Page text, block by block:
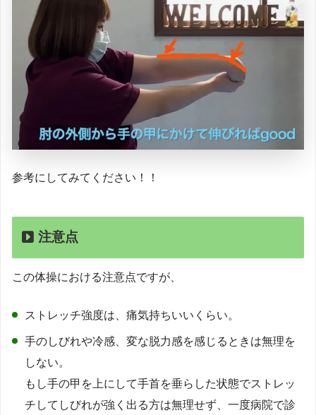
参考にしてみてください！！
注意点
この体操における注意点ですが、
ストレッチ強度は、痛気持ちいいくらい。
手のしびれや冷感、変な脱力感を感じるときは無理を
しない。
もし手の甲を上にして手首を垂らした状態でストレッ
チしてしびれが強く出る方は無理せず、一度病院で診